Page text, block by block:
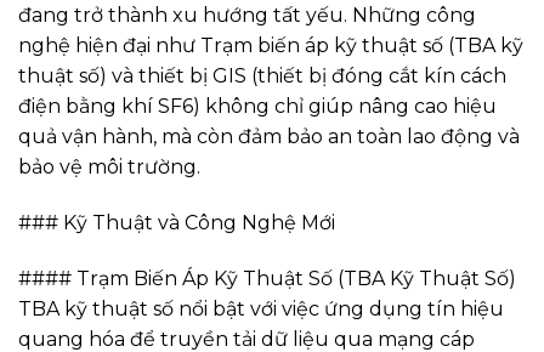
đang trở thành xu hướng tất yếu. Những công
nghệ hiện đại như Trạm biến áp kỹ thuật số (TBA kỹ
thuật số) và thiết bị GIS (thiết bị đóng cắt kín cách
điện bằng khí SF6) không chỉ giúp nâng cao hiệu
quả vận hành, mà còn đảm bảo an toàn lao động và
bảo vệ môi trường.
### Kỹ Thuật và Công Nghệ Mới
#### Trạm Biến Áp Kỹ Thuật Số (TBA Kỹ Thuật Số)
TBA kỹ thuật số nổi bật với việc ứng dụng tín hiệu
quang hóa để truyền tải dữ liệu qua mạng cáp